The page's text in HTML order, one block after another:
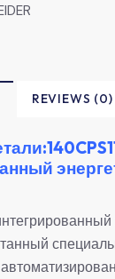
REVIEWS (0)